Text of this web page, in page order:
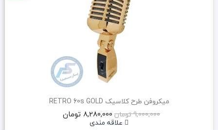
میکروفن طرح کلاسیک RETRO 60s GOLD
9,000,000 تومان
8,280,000 تومان
علاقه مندی